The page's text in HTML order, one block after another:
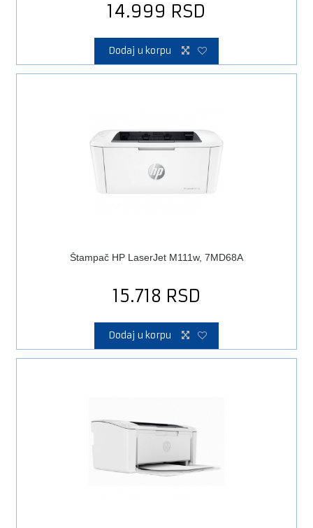
14.999 RSD
Dodaj u korpu
Štampač HP LaserJet M111w, 7MD68A
15.718 RSD
Dodaj u korpu